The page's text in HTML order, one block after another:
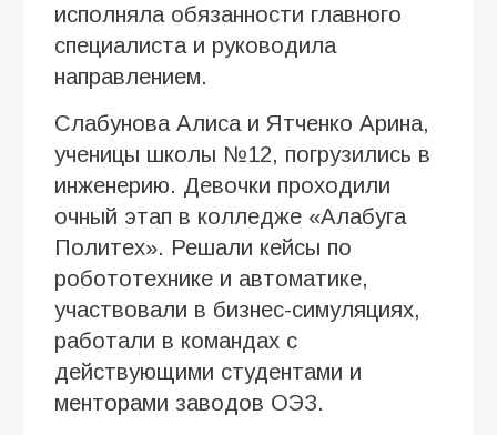
исполняла обязанности главного
специалиста и руководила
направлением.
Слабунова Алиса и Ятченко Арина,
ученицы школы №12, погрузились в
инженерию. Девочки проходили
очный этап в колледже «Алабуга
Политех». Решали кейсы по
робототехнике и автоматике,
участвовали в бизнес-симуляциях,
работали в командах с
действующими студентами и
менторами заводов ОЭЗ.